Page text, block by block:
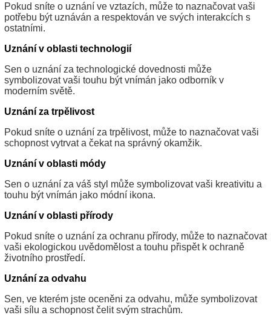
Pokud sníte o uznání ve vztazích, může to naznačovat vaši
potřebu být uznáván a respektován ve svých interakcích s
ostatními.
Uznání v oblasti technologií
Sen o uznání za technologické dovednosti může
symbolizovat vaši touhu být vnímán jako odborník v
moderním světě.
Uznání za trpělivost
Pokud sníte o uznání za trpělivost, může to naznačovat vaši
schopnost vytrvat a čekat na správný okamžik.
Uznání v oblasti módy
Sen o uznání za váš styl může symbolizovat vaši kreativitu a
touhu být vnímán jako módní ikona.
Uznání v oblasti přírody
Pokud sníte o uznání za ochranu přírody, může to naznačovat
vaši ekologickou uvědomělost a touhu přispět k ochraně
životního prostředí.
Uznání za odvahu
Sen, ve kterém jste oceněni za odvahu, může symbolizovat
vaši sílu a schopnost čelit svým strachům.